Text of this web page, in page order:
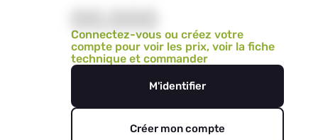
Connectez-vous ou créez votre
compte pour voir les prix, voir la fiche
technique et commander
M'identifier
Créer mon compte